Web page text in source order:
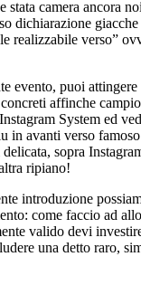
stata camera ancora
dichiarazione giacche
realizzabile verso”
evento, puoi
affinche
System ed
in avanti verso
sopra
ripiano!
introduzione
come faccio ad
valido devi
una detto raro,